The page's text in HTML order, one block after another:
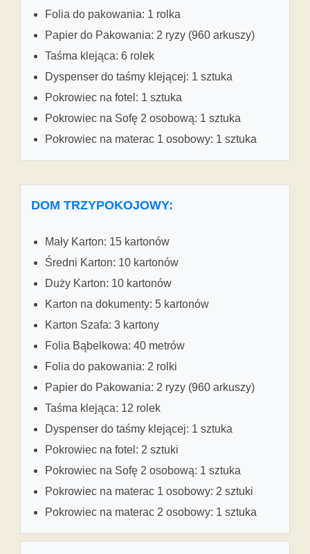
Folia do pakowania: 1 rolka
Papier do Pakowania: 2 ryzy (960 arkuszy)
Taśma klejąca: 6 rolek
Dyspenser do taśmy klejącej: 1 sztuka
Pokrowiec na fotel: 1 sztuka
Pokrowiec na Sofę 2 osobową: 1 sztuka
Pokrowiec na materac 1 osobowy: 1 sztuka
DOM TRZYPOKOJOWY:
Mały Karton: 15 kartonów
Średni Karton: 10 kartonów
Duży Karton: 10 kartonów
Karton na dokumenty: 5 kartonów
Karton Szafa: 3 kartony
Folia Bąbelkowa: 40 metrów
Folia do pakowania: 2 rolki
Papier do Pakowania: 2 ryzy (960 arkuszy)
Taśma klejąca: 12 rolek
Dyspenser do taśmy klejącej: 1 sztuka
Pokrowiec na fotel: 2 sztuki
Pokrowiec na Sofę 2 osobową: 1 sztuka
Pokrowiec na materac 1 osobowy: 2 sztuki
Pokrowiec na materac 2 osobowy: 1 sztuka